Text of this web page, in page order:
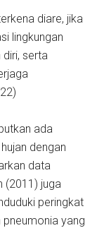
diare, jika
lingkungan
diri, serta
ada
dengan
data
(2011) juga
peringkat
yang